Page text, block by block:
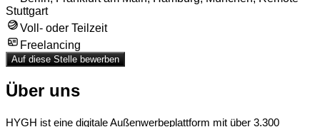
Stuttgart
Voll- oder Teilzeit
Freelancing
Auf diese Stelle bewerben
Über uns
HYGH ist eine digitale Außenwerbeplattform mit über 3.300